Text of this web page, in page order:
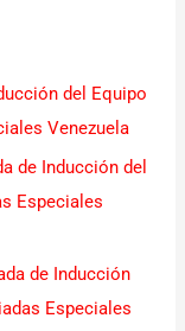
del Equipo
Venezuela
de Inducción del
Especiales
de Inducción
Especiales